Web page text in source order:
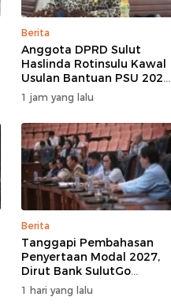
Berita
Anggota DPRD Sulut
Haslinda Rotinsulu Kawal
Usulan Bantuan PSU 2027,
BMR Diharap Jadi
Perhatian
1 jam yang lalu
Berita
Tanggapi Pembahasan
Penyertaan Modal 2027,
Dirut Bank SulutGo
Jelaskan Pentingnya
Skema KUB
1 hari yang lalu